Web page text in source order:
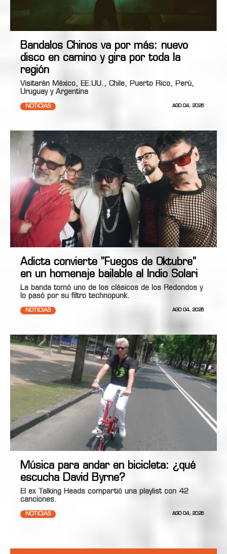
Bandalos Chinos va por más: nuevo
disco en camino y gira por toda la
región
Visitarán México, EE.UU., Chile, Puerto Rico, Perú,
Uruguay y Argentina
NOTICIAS AGO 04, 2026
Adicta convierte "Fuegos de Oktubre"
en un homenaje bailable al Indio Solari
La banda tomó uno de los clásicos de los Redondos y
lo pasó por su filtro technopunk.
NOTICIAS AGO 04, 2026
Música para andar en bicicleta: ¿qué
escucha David Byrne?
El ex Talking Heads compartió una playlist con 42
canciones.
NOTICIAS AGO 04, 2026